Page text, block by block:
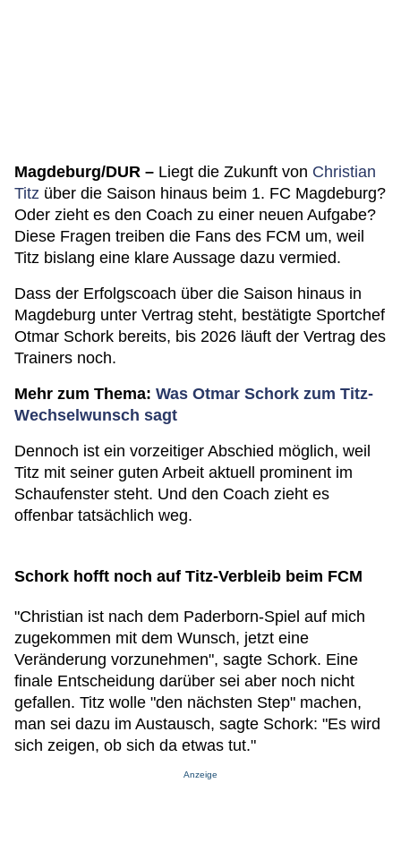
Magdeburg/DUR – Liegt die Zukunft von Christian
Titz über die Saison hinaus beim 1. FC Magdeburg?
Oder zieht es den Coach zu einer neuen Aufgabe?
Diese Fragen treiben die Fans des FCM um, weil
Titz bislang eine klare Aussage dazu vermied.
Dass der Erfolgscoach über die Saison hinaus in
Magdeburg unter Vertrag steht, bestätigte Sportchef
Otmar Schork bereits, bis 2026 läuft der Vertrag des
Trainers noch.
Mehr zum Thema: Was Otmar Schork zum Titz-
Wechselwunsch sagt
Dennoch ist ein vorzeitiger Abschied möglich, weil
Titz mit seiner guten Arbeit aktuell prominent im
Schaufenster steht. Und den Coach zieht es
offenbar tatsächlich weg.
Schork hofft noch auf Titz-Verbleib beim FCM
"Christian ist nach dem Paderborn-Spiel auf mich
zugekommen mit dem Wunsch, jetzt eine
Veränderung vorzunehmen", sagte Schork. Eine
finale Entscheidung darüber sei aber noch nicht
gefallen. Titz wolle "den nächsten Step" machen,
man sei dazu im Austausch, sagte Schork: "Es wird
sich zeigen, ob sich da etwas tut."
Anzeige